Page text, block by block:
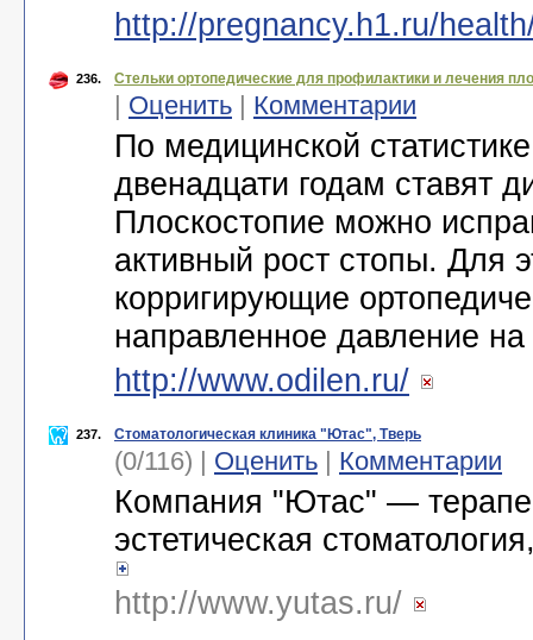
http://pregnancy.h1.ru/
236. Стельки ортопедические для профилактики и лечения
| Оценить | Комментарии
По медицинской
двенадцати годам ставят
Плоскостопие можно
активный рост стопы. Для
корригирующие
направленное давление
http://www.odilen.ru/
237. Стоматологическая клиника "Ютас", Тверь
(0/116) | Оценить | Комментарии
Компания "Ютас" —
эстетическая
http://www.yutas.ru/